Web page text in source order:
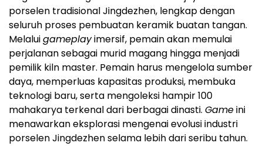
porselen tradisional Jingdezhen, lengkap dengan
seluruh proses pembuatan keramik buatan tangan.
Melaluigameplayimersif, pemain akan memulai
perjalanan sebagai murid magang hingga menjadi
pemilik kiln master. Pemain harus mengelola sumber
daya, memperluas kapasitas produksi, membuka
teknologi baru, serta mengoleksi hampir 100
mahakarya terkenal dari berbagai dinasti. Gameini
menawarkan eksplorasi mengenai evolusi industri
porselen Jingdezhen selama lebih dari seribu tahun.